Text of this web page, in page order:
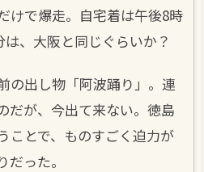
けで爆走。自宅着は午後8時
、大阪と同じぐらいか？
の出し物「阿波踊り」。連
だが、今出て来ない。徳島
ことで、ものすごく迫力が
った。